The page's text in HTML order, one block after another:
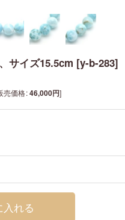
サイズ15.5cm [y-b-283]
売価格:46,000円]
入れる